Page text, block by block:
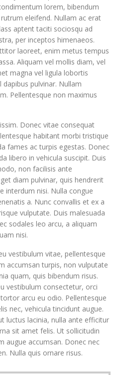
lorem, bibendum
eleifend. Nullam ac erat
aptent taciti sociosqu ad
per inceptos himenaeos.
laoreet, enim metus tempus
Aliquam vel mollis diam, vel
magna vel ligula lobortis
dapibus pulvinar. Nullam
Pellentesque non maximus
Donec vitae consequat
habitant morbi tristique
fames ac turpis egestas. Donec
libero in vehicula suscipit. Duis
non facilisis ante
diam pulvinar, quis hendrerit
interdum nisi. Nulla congue
a. Nunc convallis et ex a
vulputate. Duis malesuada
sodales leo arcu, a aliquam
nisi.
vestibulum vitae, pellentesque
accumsan turpis, non vulputate
quam, quis bibendum risus.
vestibulum consectetur, orci
arcu eu odio. Pellentesque
nec, vehicula tincidunt augue.
luctus lacinia, nulla ante efficitur
sit amet felis. Ut sollicitudin
augue accumsan. Donec nec
Nulla quis ornare risus.